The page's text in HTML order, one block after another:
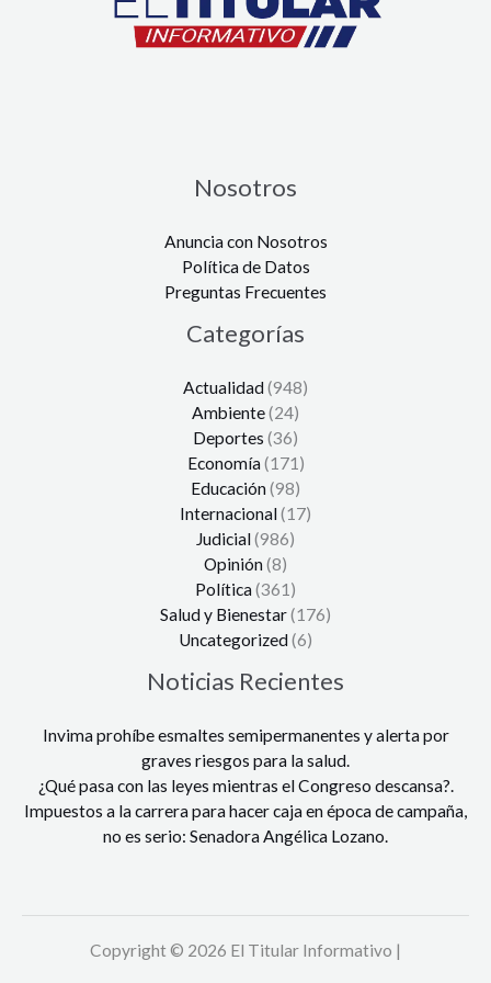
Nosotros
Anuncia con Nosotros
Política de Datos
Preguntas Frecuentes
Categorías
Actualidad(948)
Ambiente(24)
Deportes (36)
Economía(171)
Educación(98)
Internacional(17)
Judicial(986)
Opinión(8)
Política(361)
Salud y Bienestar(176)
Uncategorized(6)
Noticias Recientes
Invima prohíbe esmaltes semipermanentes y alerta por
graves riesgos para la salud.
¿Qué pasa con las leyes mientras el Congreso descansa?.
Impuestos a la carrera para hacer caja en época de campaña,
no es serio: Senadora Angélica Lozano.
Copyright © 2026 El Titular Informativo |